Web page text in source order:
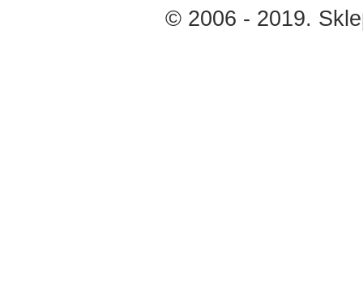
© 2006 - 2019.